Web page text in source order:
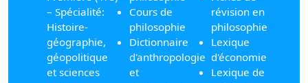
– Spécialité:
Histoire-
géographie,
géopolitique
et sciences
Cours de
philosophie
Dictionnaire
d'anthropologie
et
révision en
philosophie
Lexique
d'économie
Lexique de